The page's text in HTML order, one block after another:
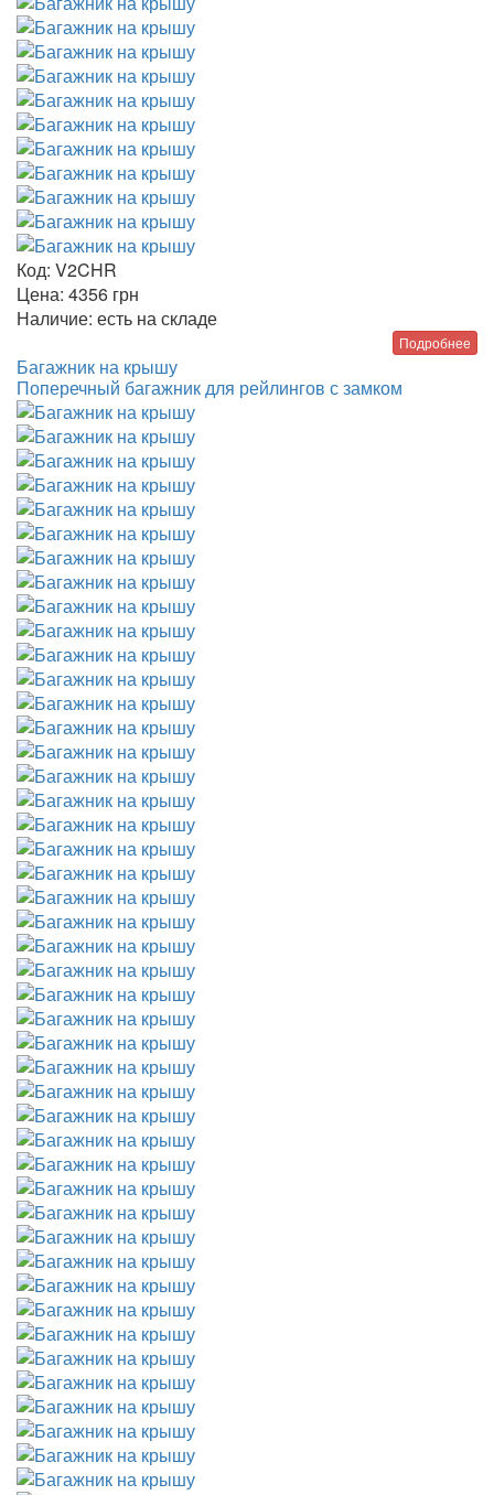
Код: V2CHR
Цена: 4356 грн
Наличие: есть на складе
Подробнее
Багажник на крышу
Поперечный багажник для рейлингов с замком